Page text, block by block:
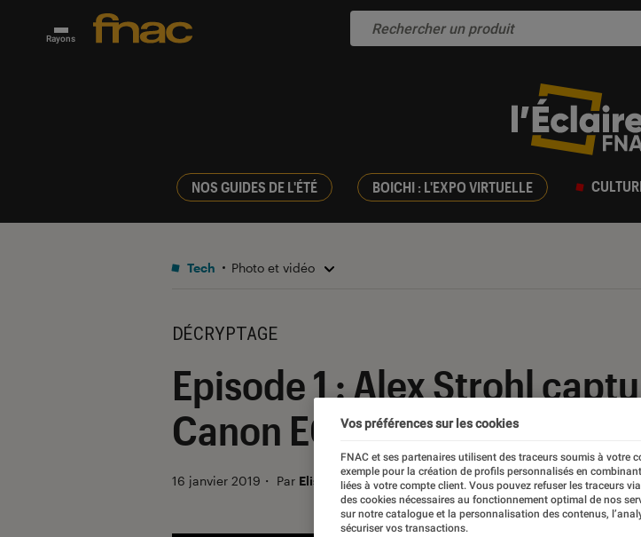
Rayons
NOS GUIDES DE L'ÉTÉ BOICHI : L'EXPO VIRTUELLE
Tech Photo et vidéo
DÉCRYPTAGE
Episode 1 : Alex Strohl
Canon EOS R
16 janvier 2019 ・ Par Elisa
Vos préférences sur les cookies
FNAC et ses partenaires utilisent des traceurs soumis à votre
exemple pour la création de profils personnalisés en
liées à votre compte client. Vous pouvez refuser les traceurs
des cookies nécessaires au fonctionnement optimal de nos
sur notre catalogue et la personnalisation des contenus,
sécuriser vos transactions.